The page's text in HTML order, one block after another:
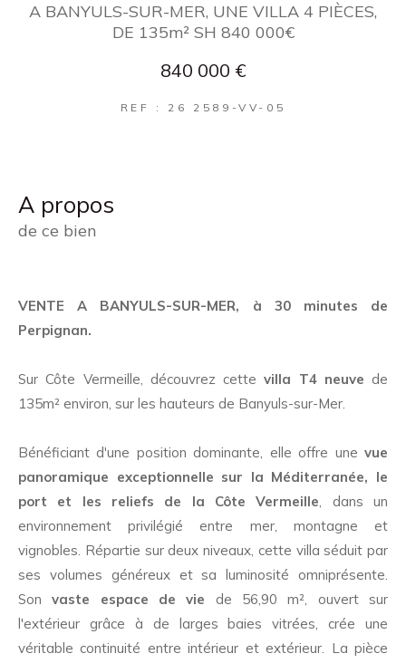
A BANYULS-SUR-MER, UNE VILLA 4 PIÈCES,
DE 135m² SH 840 000€
840 000 €
REF : 26 2589-VV-05
a propos
de ce bien
VENTE A BANYULS-SUR-MER, à 30 minutes de
Perpignan.
Sur Côte Vermeille, découvrez cettevilla T4 neuve de
135m² environ, sur les hauteurs de Banyuls-sur-Mer.
Bénéficiant d'une position dominante, elle offre une vue
panoramique exceptionnelle sur la Méditerranée, le
port et les reliefs de la Côte Vermeille, dans un
environnement privilégié entre mer, montagne et
vignobles. Répartie sur deux niveaux, cette villa séduit par
ses volumes généreux et sa luminosité omniprésente.
Sonvaste espace de vie de 56,90 m², ouvert sur
l'extérieur grâce à de larges baies vitrées, crée une
véritable continuité entre intérieur et extérieur. La pièce